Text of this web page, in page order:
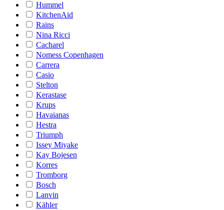
Hummel
KitchenAid
Rains
Nina Ricci
Cacharel
Nomess Copenhagen
Carrera
Casio
Stelton
Kerastase
Krups
Havaianas
Hestra
Triumph
Issey Miyake
Kay Bojesen
Korres
Tromborg
Bosch
Lanvin
Kähler